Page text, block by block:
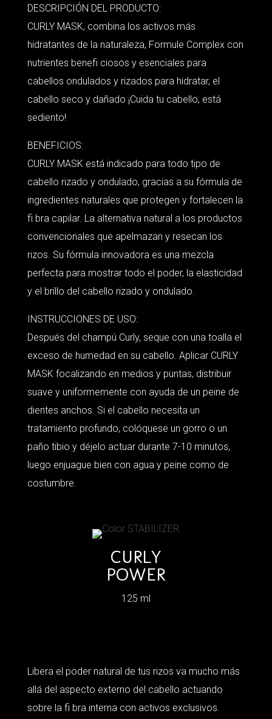
DESCRIPCIÓN DEL PRODUCTO:
CURLY MASK, combina los activos más
hidratantes de la naturaleza, Formule Complex con
nutrientes benefi ciosos y esenciales para
cabellos ondulados y rizados para hidratar, el
cabello seco y dañado ¡Cuida tu cabello, está
sediento!
BENEFICIOS:
CURLY MASK está indicado para todo tipo de
cabello rizado y ondulado, gracias a su fórmula de
ingredientes naturales que protegen y fortalecen la
fi bra capilar. La alternativa natural a los productos
convencionales que apelmazan y resecan los
rizos. Su fórmula innovadora es una mezcla
perfecta para mostrar todo el poder, la elasticidad
y el brillo del cabello rizado y ondulado.
INSTRUCCIONES DE USO:
Después del champú Curly, seque con una toalla el
exceso de humedad en su cabello. Aplicar CURLY
MASK focalizando en medios y puntas, distribuir
suave y uniformemente con ayuda de un peine de
dientes anchos. Si el cabello necesita un
tratamiento profundo, colóquese un gorro o un
paño tibio y déjelo actuar durante 7-10 minutos,
luego enjuague bien con agua y peine como de
costumbre.
CURLY
POWER
125 ml
Libera el poder natural de tus rizos va mucho más
allá del aspecto externo del cabello actuando
sobre la fi bra interna con activos exclusivos.